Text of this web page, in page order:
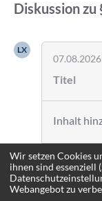
Diskussion zu
LX
Wir setzen Cookies
ihnen sind essenziell
Webangebot zu